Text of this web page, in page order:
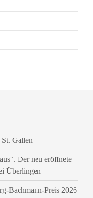
Gallen
Der neu eröffnete
Überlingen
Bachmann-Preis 2026